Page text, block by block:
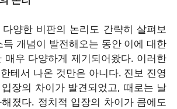
양한 비판의 논리도 간략히 살펴보
개념이 발전해오는 동안 이에 대한
매우 다양하게 제기되어왔다. 이러한
테서 나온 것만은 아니다. 진보 진영
장의 차이가 발견되었고, 때로는 날
졌다. 정치적 입장의 차이가 큼에도